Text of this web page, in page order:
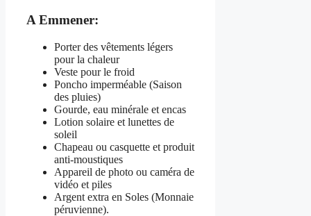
A Emmener:
Porter des vêtements légers
pour la chaleur
Veste pour le froid
Poncho imperméable (Saison
des pluies)
Gourde, eau minérale et encas
Lotion solaire et lunettes de
soleil
Chapeau ou casquette et produit
anti-moustiques
Appareil de photo ou caméra de
vidéo et piles
Argent extra en Soles (Monnaie
péruvienne).